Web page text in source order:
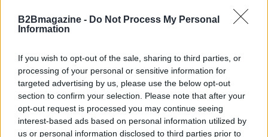
B2Bmagazine - Do Not Process My Personal
Information
If you wish to opt-out of the sale, sharing to third parties, or
processing of your personal or sensitive information for
targeted advertising by us, please use the below opt-out
section to confirm your selection. Please note that after your
opt-out request is processed you may continue seeing
interest-based ads based on personal information utilized by
us or personal information disclosed to third parties prior to
AUTORE